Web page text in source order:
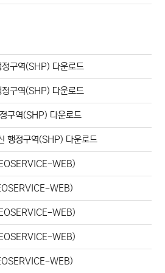
정구역(SHP) 다운로드
정구역(SHP) 다운로드
구역(SHP) 다운로드
행정구역(SHP) 다운로드
WEB)
WEB)
WEB)
WEB)
WEB)